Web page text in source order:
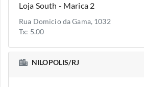
Loja South - Marica 2
Rua Domicio da Gama, 1032
Tx: 5.00
NILOPOLIS/RJ